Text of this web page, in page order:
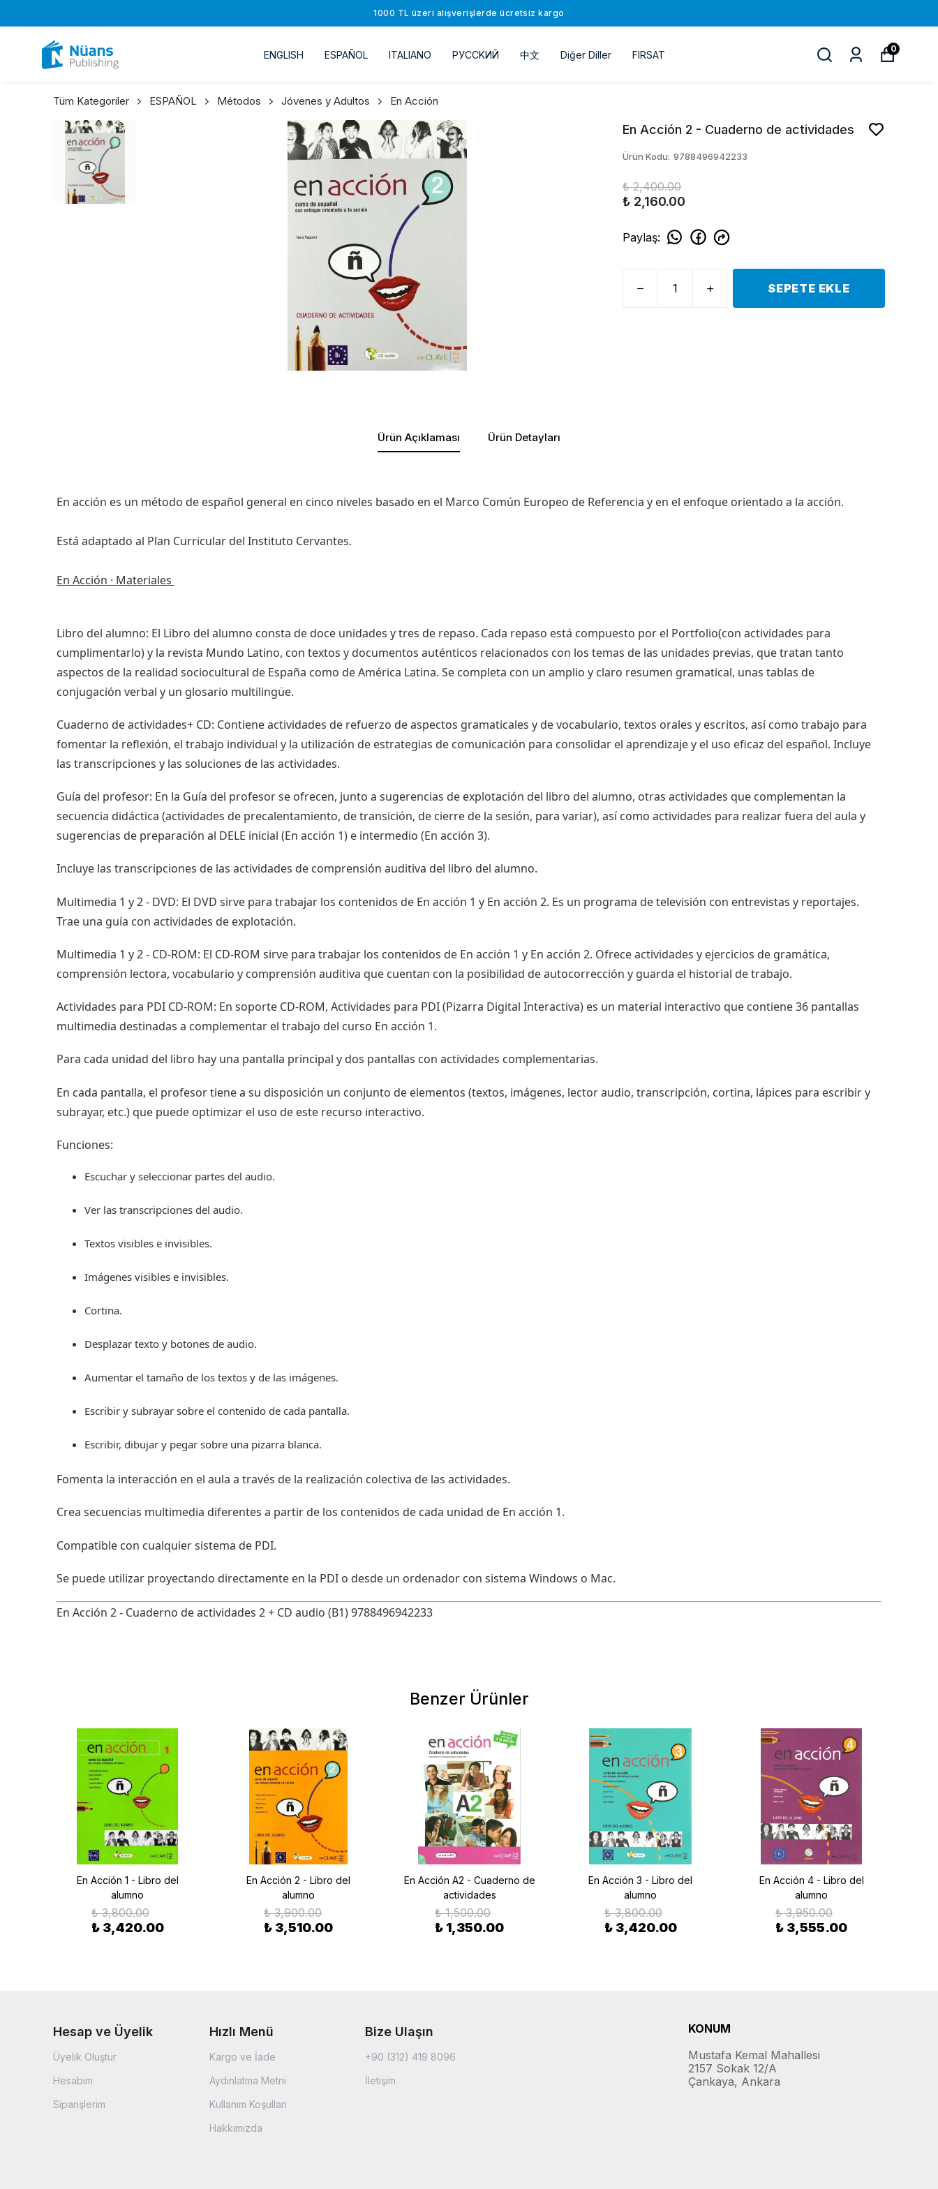
1000 TL üzeri alışverişlerde ücretsiz kargo
ENGLISH ESPAÑOL ITALIANO РУССKИЙ 中文 Diğer Diller FIRSAT
0
Tüm Kategoriler ESPAÑOL Métodos Jóvenes y Adultos En Acción
En Acción 2 - Cuaderno de actividades
Ürün Kodu: 9788496942233
₺ 2,400.00
₺ 2,160.00
Paylaş:
SEPETE EKLE
Ürün Açıklaması Ürün Detayları
En acción es un método de español general en cinco niveles basado en el Marco Común Europeo de Referencia y en el enfoque orientado a la acción.
Está adaptado al Plan Curricular del Instituto Cervantes.
En Acción · Materiales
Libro del alumno: El Libro del alumno consta de doce unidades y tres de repaso. Cada repaso está compuesto por el Portfolio(con actividades para
cumplimentarlo) y la revista Mundo Latino, con textos y documentos auténticos relacionados con los temas de las unidades previas, que tratan tanto
aspectos de la realidad sociocultural de España como de América Latina. Se completa con un amplio y claro resumen gramatical, unas tablas de
conjugación verbal y un glosario multilingüe.
Cuaderno de actividades+ CD: Contiene actividades de refuerzo de aspectos gramaticales y de vocabulario, textos orales y escritos, así como trabajo para
fomentar la reflexión, el trabajo individual y la utilización de estrategias de comunicación para consolidar el aprendizaje y el uso eficaz del español. Incluye
las transcripciones y las soluciones de las actividades.
Guía del profesor: En la Guía del profesor se ofrecen, junto a sugerencias de explotación del libro del alumno, otras actividades que complementan la
secuencia didáctica (actividades de precalentamiento, de transición, de cierre de la sesión, para variar), así como actividades para realizar fuera del aula y
sugerencias de preparación al DELE inicial (En acción 1) e intermedio (En acción 3).
Incluye las transcripciones de las actividades de comprensión auditiva del libro del alumno.
Multimedia 1 y 2 - DVD: El DVD sirve para trabajar los contenidos de En acción 1 y En acción 2. Es un programa de televisión con entrevistas y reportajes.
Trae una guía con actividades de explotación.
Multimedia 1 y 2 - CD-ROM: El CD-ROM sirve para trabajar los contenidos de En acción 1 y En acción 2. Ofrece actividades y ejercicios de gramática,
comprensión lectora, vocabulario y comprensión auditiva que cuentan con la posibilidad de autocorrección y guarda el historial de trabajo.
Actividades para PDI CD-ROM: En soporte CD-ROM, Actividades para PDI (Pizarra Digital Interactiva) es un material interactivo que contiene 36 pantallas
multimedia destinadas a complementar el trabajo del curso En acción 1.
Para cada unidad del libro hay una pantalla principal y dos pantallas con actividades complementarias.
En cada pantalla, el profesor tiene a su disposición un conjunto de elementos (textos, imágenes, lector audio, transcripción, cortina, lápices para escribir y
subrayar, etc.) que puede optimizar el uso de este recurso interactivo.
Funciones:
Escuchar y seleccionar partes del audio.
Ver las transcripciones del audio.
Textos visibles e invisibles.
Imágenes visibles e invisibles.
Cortina.
Desplazar texto y botones de audio.
Aumentar el tamaño de los textos y de las imágenes.
Escribir y subrayar sobre el contenido de cada pantalla.
Escribir, dibujar y pegar sobre una pizarra blanca.
Fomenta la interacción en el aula a través de la realización colectiva de las actividades.
Crea secuencias multimedia diferentes a partir de los contenidos de cada unidad de En acción 1.
Compatible con cualquier sistema de PDI.
Se puede utilizar proyectando directamente en la PDI o desde un ordenador con sistema Windows o Mac.
En Acción 2 - Cuaderno de actividades 2 + CD audio (B1) 9788496942233
Benzer Ürünler
En Acción 1 - Libro del
alumno
₺ 3,800.00
₺ 3,420.00
En Acción 2 - Libro del
alumno
₺ 3,900.00
₺ 3,510.00
En Acción A2 - Cuaderno de
actividades
₺ 1,500.00
₺ 1,350.00
En Acción 3 - Libro del
alumno
₺ 3,800.00
₺ 3,420.00
En Acción 4 - Libro del
alumno
₺ 3,950.00
₺ 3,555.00
Hesap ve Üyelik
Üyelik Oluştur
Hesabım
Siparişlerim
Hızlı Menü
Kargo ve İade
Aydınlatma Metni
Kullanım Koşulları
Hakkımızda
Bize Ulaşın
+90 (312) 419 8096
İletişim
KONUM
Mustafa Kemal Mahallesi
2157 Sokak 12/A
Çankaya, Ankara